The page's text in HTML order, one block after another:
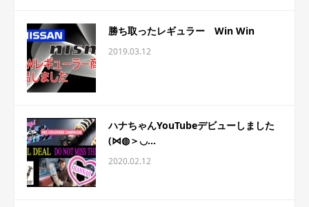
勝ち取ったレギュラー Win Win
2019.03.12
ハナちゃんYouTubeデビューしました
(⋈◍＞◡...
2020.02.12